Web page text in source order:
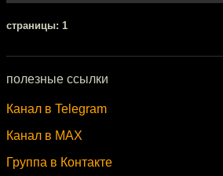
cтраницы: 1
полезные ссылки
Канал в Telegram
Канал в MAX
Группа в Контакте